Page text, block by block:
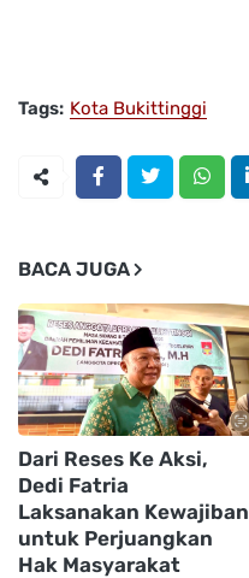
Tags: Kota Bukittinggi
BACA JUGA
Dari Reses Ke Aksi,
Dedi Fatria
Laksanakan Kewajiban
untuk Perjuangkan
Hak Masyarakat